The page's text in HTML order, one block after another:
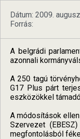
Dátum: 2009.
Forrás:
A belgrádi
azonnali
A 250 tagú
G17 Plus párt
eszközökkel
A módosítások
Szervezet
megfontolásból